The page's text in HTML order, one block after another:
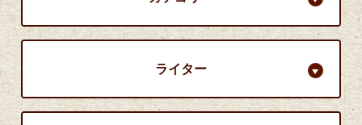
ライター